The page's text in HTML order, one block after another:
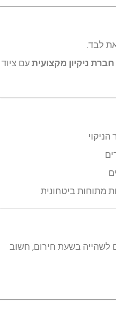
לבד.
חברת ניקיון מקצועיתעם ציוד
לשהייה בשעת חירום, חשוב